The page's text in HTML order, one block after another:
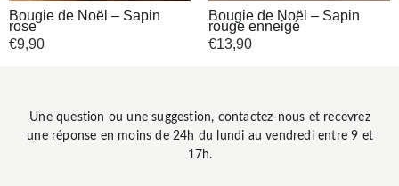
Bougie de Noël – Sapin
rose
€9,90
Bougie de Noël – Sapin
rouge enneigé
€13,90
Une question ou une suggestion, contactez-nous et recevrez
une réponse en moins de 24h du lundi au vendredi entre 9 et
17h.